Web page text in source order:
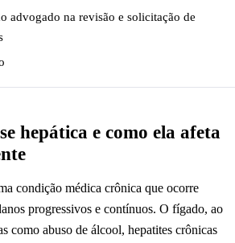
advogado na revisão e solicitação de
hepática e como ela afeta
condição médica crônica que ocorre
progressivos e contínuos. O fígado, ao
como abuso de álcool, hepatites crônicas